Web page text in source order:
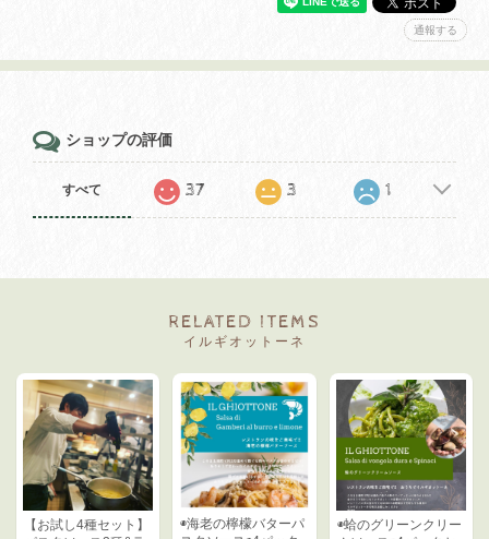
通報する
ショップの評価
すべて 37 3 1
RELATED ITEMS
イルギオットーネ
【お試し4種セット】
◉海老の檸檬バターパ
◉蛤のグリーンクリー